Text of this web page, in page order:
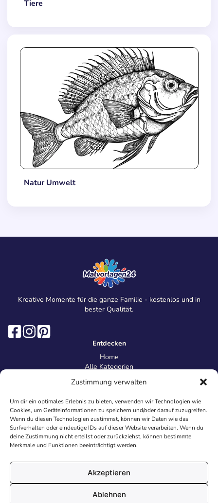
Zustimmung verwalten
Um dir ein optimales Erlebnis zu bieten, verwenden wir Technologien wie
Cookies, um Geräteinformationen zu speichern und/oder darauf zuzugreifen.
Wenn du diesen Technologien zustimmst, können wir Daten wie das
Surfverhalten oder eindeutige IDs auf dieser Website verarbeiten. Wenn du
deine Zustimmung nicht erteilst oder zurückziehst, können bestimmte
Merkmale und Funktionen beeinträchtigt werden.
Akzeptieren
Ablehnen
Tiere
Natur Umwelt
Kreative Momente für die ganze Familie - kostenlos und in
bester Qualität.
Entdecken
Home
Alle Kategorien
Information
Über uns
Kontakt
Inhaltsrichtlinien
Recht & Datenschutz
Impressum
AGB
Cookies